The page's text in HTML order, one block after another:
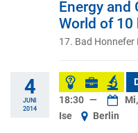
Energy and
World of 10
17. Bad
4
JUNI
2014
18:30 —
Ise
Berlin